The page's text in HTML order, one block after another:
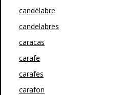
candélabre
candelabres
caracas
carafe
carafes
carafon